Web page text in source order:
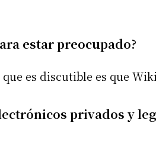
estar preocupado?
es discutible es que
privados y